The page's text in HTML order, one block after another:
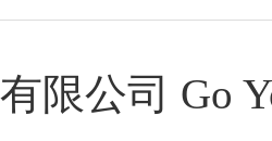
限公司 Go